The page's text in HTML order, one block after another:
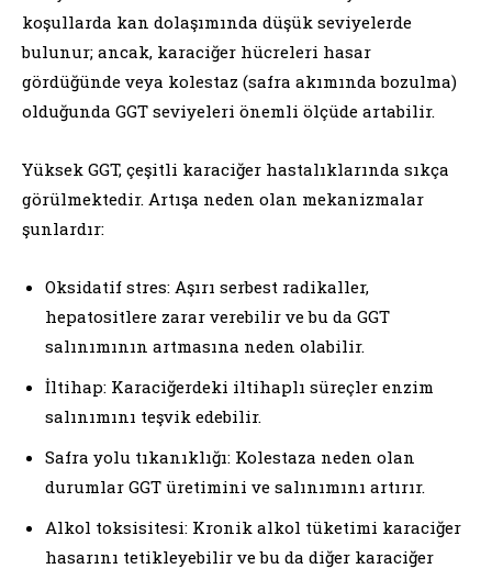
koşullarda kan dolaşımında düşük seviyelerde
bulunur; ancak, karaciğer hücreleri hasar
gördüğünde veya kolestaz (safra akımında bozulma)
olduğunda GGT seviyeleri önemli ölçüde artabilir.
Yüksek GGT, çeşitli karaciğer hastalıklarında sıkça
görülmektedir. Artışa neden olan mekanizmalar
şunlardır:
Oksidatif stres: Aşırı serbest radikaller,
hepatositlere zarar verebilir ve bu da GGT
salınımının artmasına neden olabilir.
İltihap: Karaciğerdeki iltihaplı süreçler enzim
salınımını teşvik edebilir.
Safra yolu tıkanıklığı: Kolestaza neden olan
durumlar GGT üretimini ve salınımını artırır.
Alkol toksisitesi: Kronik alkol tüketimi karaciğer
hasarını tetikleyebilir ve bu da diğer karaciğer